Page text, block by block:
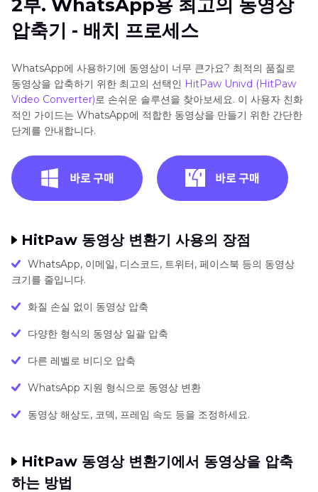
2부. WhatsApp용 최고의 동영상
압축기 - 배치 프로세스
WhatsApp에 사용하기에 동영상이 너무 큰가요? 최적의 품질로
동영상을 압축하기 위한 최고의 선택인 HitPaw Univd (HitPaw
Video Converter)로 손쉬운 솔루션을 찾아보세요. 이 사용자 친화
적인 가이드는 WhatsApp에 적합한 동영상을 만들기 위한 간단한
단계를 안내합니다.
HitPaw 동영상 변환기 사용의 장점
WhatsApp, 이메일, 디스코드, 트위터, 페이스북 등의 동영상
크기를 줄입니다.
화질 손실 없이 동영상 압축
다양한 형식의 동영상 일괄 압축
다른 레벨로 비디오 압축
WhatsApp 지원 형식으로 동영상 변환
동영상 해상도, 코덱, 프레임 속도 등을 조정하세요.
HitPaw 동영상 변환기에서 동영상을 압축
하는 방법